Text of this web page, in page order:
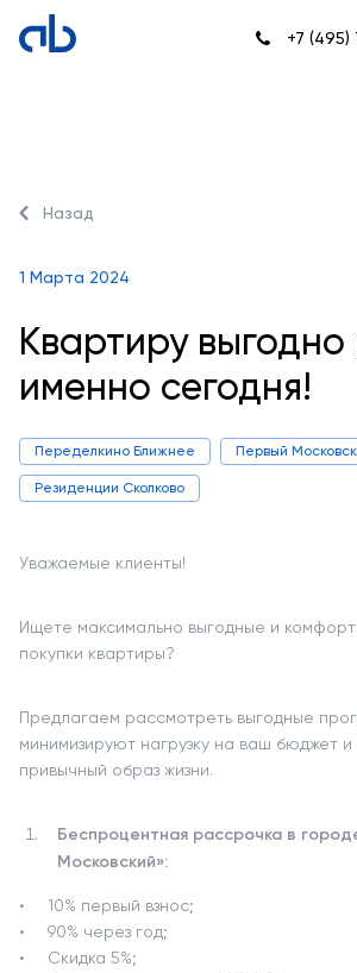
+7
Назад
1 Марта 2024
Квартиру выгодно
именно сегодня!
Переделкино Ближнее Первый
Резиденции Сколково
Уважаемые клиенты!
Ищете максимально выгодные и
покупки квартиры?
Предлагаем рассмотреть выгодные
минимизируют нагрузку на ваш бюджет и
привычный образ жизни.
Беспроцентная рассрочка в
Московский»:
10% первый взнос;
90% через год;
Скидка 5%;